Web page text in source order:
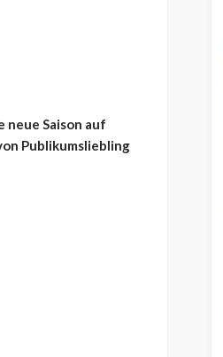
neue Saison auf
Publikumsliebling